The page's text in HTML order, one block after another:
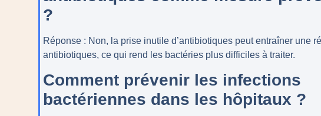
?
Réponse : Non, la prise inutile d’antibiotiques peut entraîner une
antibiotiques, ce qui rend les bactéries plus difficiles à traiter.
Comment prévenir les infections
bactériennes dans les hôpitaux ?